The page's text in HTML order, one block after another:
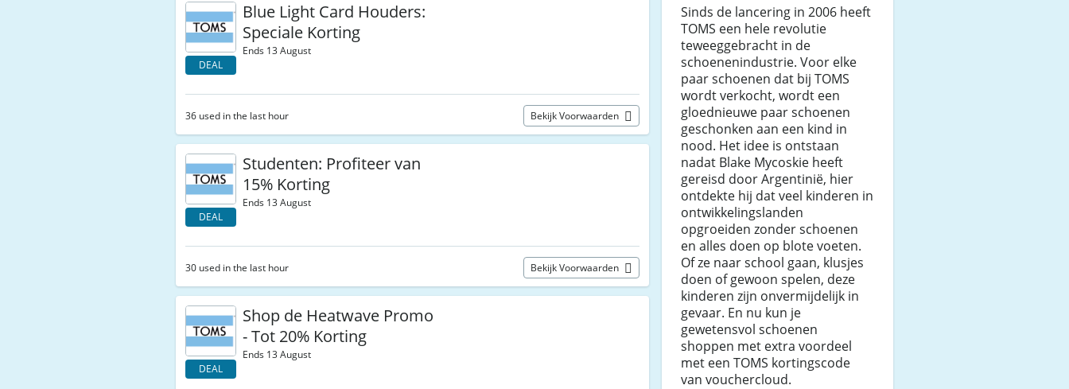
DEAL
Blue Light Card Houders:
Speciale Korting
Ends 13 August
36 used in the last hour Bekijk Voorwaarden
DEAL
Studenten: Profiteer van
15% Korting
Ends 13 August
30 used in the last hour Bekijk Voorwaarden
DEAL
Shop de Heatwave Promo
- Tot 20% Korting
Ends 13 August
Sinds de lancering in 2006 heeft
TOMS een hele revolutie
teweeggebracht in de
schoenenindustrie. Voor elke
paar schoenen dat bij TOMS
wordt verkocht, wordt een
gloednieuwe paar schoenen
geschonken aan een kind in
nood. Het idee is ontstaan
nadat Blake Mycoskie heeft
gereisd door Argentinië, hier
ontdekte hij dat veel kinderen in
ontwikkelingslanden
opgroeiden zonder schoenen
en alles doen op blote voeten.
Of ze naar school gaan, klusjes
doen of gewoon spelen, deze
kinderen zijn onvermijdelijk in
gevaar. En nu kun je
gewetensvol schoenen
shoppen met extra voordeel
met een TOMS kortingscode
van vouchercloud.